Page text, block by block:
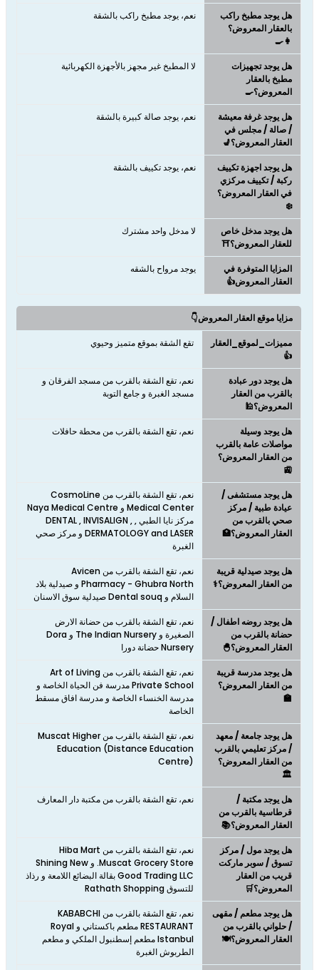
هل يوجد مطبخ راكب
بالعقار المعروض؟
👩‍🍳
نعم، يوجد مطبخ راكب بالشقة
هل يوجد تجهيزات
مطبخ بالعقار
المعروض؟🍳
لا المطبخ غير مجهز بالأجهزة الكهربائية
هل يوجد غرفة معيشة
/ صالة / مجلس في
العقار المعروض؟💺
نعم، يوجد صالة كبيرة بالشقة
هل يوجد اجهزة تكييف
ركبة / تكييف مركزي
في العقار المعروض؟
❄️
نعم، يوجد تكييف بالشقة
هل يوجد مدخل خاص
للعقار المعروض؟⛩️
لا مدخل واحد مشترك
المزايا المتوفرة في
العقار المعروض👍
يوجد مرواح بالشقه
مزايا موقع العقار المعروض👇
مميزات_لموقع_العقار
👍
تقع الشقة بموقع متميز وحيوي
هل يوجد دور عبادة
بالقرب من العقار
المعروض؟🕌
نعم، تقع الشقة بالقرب من مسجد الفرقان و
مسجد الغبرة و جامع التوبة
هل يوجد وسيلة
مواصلات عامة بالقرب
من العقار المعروض؟
🚉
نعم، تقع الشقة بالقرب من محطة حافلات
هل يوجد مستشفى /
عيادة طبية / مركز
صحي بالقرب من
العقار المعروض؟🏥
نعم، تقع الشقة بالقرب من CosmoLine
Medical Center و Naya Medical Centre
مركز نايا الطبي , DENTAL , INVISALIGN ,
DERMATOLOGY and LASER و مركز صحي
الغبرة
هل يوجد صيدلية قريبة
من العقار المعروض؟⚕️
نعم، تقع الشقة بالقرب من Avicen
Pharmacy - Ghubra North و صيدلية بلاد
السلام و Dental souq صيدلية سوق الاسنان
هل يوجد روضه اطفال /
حضانة بالقرب من
العقار المعروض؟🐣
نعم، تقع الشقة بالقرب من حضانة الارض
الصغيرة و The Indian Nursery و Dora
Nursery حضانة دورا
هل يوجد مدرسة قريبة
من العقار المعروض؟
🏫
نعم، تقع الشقة بالقرب من Art of Living
Private School مدرسة فن الحياة الخاصة و
مدرسة الخنساء الخاصة و مدرسة افاق مسقط
الخاصة
هل يوجد جامعة / معهد
/ مركز تعليمي بالقرب
من العقار المعروض؟
🏛️
نعم، تقع الشقة بالقرب من Muscat Higher
Education (Distance Education
Centre)
هل يوجد مكتبة /
قرطاسية بالقرب من
العقار المعروض؟📚
نعم، تقع الشقة بالقرب من مكتبة دار المعارف
هل يوجد مول / مركز
تسوق / سوبر ماركت
قريب من العقار
المعروض؟🛒
نعم، تقع الشقة بالقرب من Hiba Mart
Muscat Grocery Store. و Shining New
Good Trading LLC بقالة البضائع اللامعة و رذاذ
للتسوق Rathath Shopping
هل يوجد مطعم / مقهى
/ حلواني بالقرب من
العقار المعروض؟🍽️
نعم، تقع الشقة بالقرب من KABABCHI
RESTAURANT مطعم باكستاني و Royal
Istanbul مطعم إسطنبول الملكي و مطعم
الطربوش الغبرة